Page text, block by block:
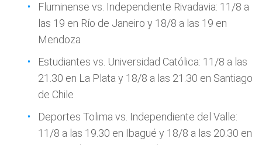
Fluminense vs. Independiente Rivadavia: 11/8 a
las 19 en Río de Janeiro y 18/8 a las 19 en
Mendoza
Estudiantes vs. Universidad Católica: 11/8 a las
21.30 en La Plata y 18/8 a las 21.30 en Santiago
de Chile
Deportes Tolima vs. Independiente del Valle:
11/8 a las 19.30 en Ibagué y 18/8 a las 20.30 en